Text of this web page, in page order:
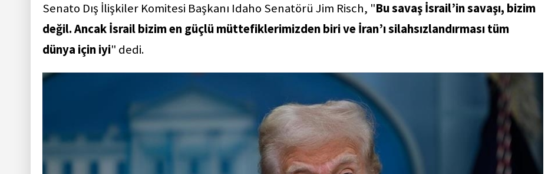
Senato Dış İlişkiler Komitesi Başkanı Idaho Senatörü Jim Risch, "Bu savaş İsrail’in savaşı, bizim
değil. Ancak İsrail bizim en güçlü müttefiklerimizden biri ve İran’ı silahsızlandırması tüm
dünya için iyi" dedi.